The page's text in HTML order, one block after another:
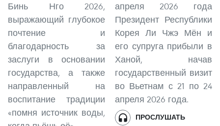
Бинь Нго 2026,
выражающий глубокое
почтение и
благодарность за
заслуги в основании
государства, а также
направленный на
воспитание традиции
«помня источник воды,
апреля 2026 года
Президент Республики
Корея Ли Чжэ Мён и
его супруга прибыли в
Ханой, начав
государственный визит
во Вьетнам с 21 по 24
апреля 2026 года.
ПРОСЛУШАТЬ